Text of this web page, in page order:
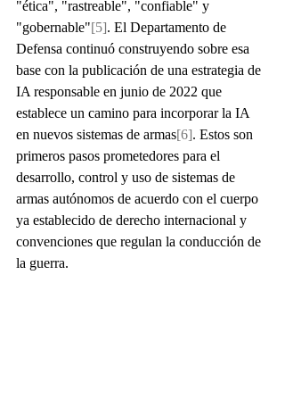
"ética", "rastreable", "confiable" y
"gobernable"[5]. El Departamento de
Defensa continuó construyendo sobre esa
base con la publicación de una estrategia de
IA responsable en junio de 2022 que
establece un camino para incorporar la IA
en nuevos sistemas de armas[6]. Estos son
primeros pasos prometedores para el
desarrollo, control y uso de sistemas de
armas autónomos de acuerdo con el cuerpo
ya establecido de derecho internacional y
convenciones que regulan la conducción de
la guerra.